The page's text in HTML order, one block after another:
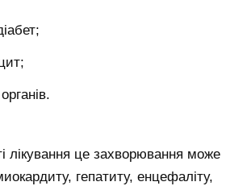
лікування це захворювання може
гепатиту, енцефаліту,